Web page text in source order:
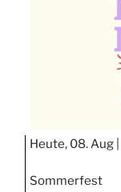
Heute, 08. Aug |
Sommerfest